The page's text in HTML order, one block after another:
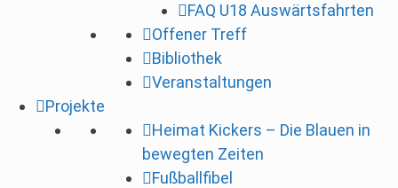
FAQ U18 Auswärtsfahrten
Offener Treff
Bibliothek
Veranstaltungen
Projekte
Heimat Kickers – Die Blauen in
bewegten Zeiten
Fußballfibel